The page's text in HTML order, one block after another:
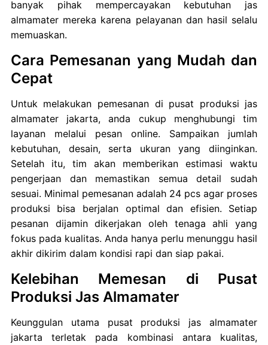
banyak pihak mempercayakan kebutuhan jas
almamater mereka karena pelayanan dan hasil selalu
memuaskan.
Cara Pemesanan yang Mudah dan
Cepat
Untuk melakukan pemesanan di pusat produksi jas
almamater jakarta, anda cukup menghubungi tim
layanan melalui pesan online. Sampaikan jumlah
kebutuhan, desain, serta ukuran yang diinginkan.
Setelah itu, tim akan memberikan estimasi waktu
pengerjaan dan memastikan semua detail sudah
sesuai. Minimal pemesanan adalah 24 pcs agar proses
produksi bisa berjalan optimal dan efisien. Setiap
pesanan dijamin dikerjakan oleh tenaga ahli yang
fokus pada kualitas. Anda hanya perlu menunggu hasil
akhir dikirim dalam kondisi rapi dan siap pakai.
Kelebihan Memesan di Pusat
Produksi Jas Almamater
Keunggulan utama pusat produksi jas almamater
jakarta terletak pada kombinasi antara kualitas,